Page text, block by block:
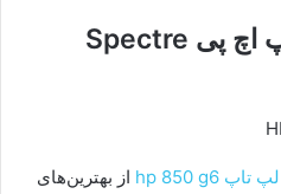
پردازنده‌ سریع لپ تاپ اچ پی Spectre
لپ تاپ hp 850 g6
از بهترین‌های